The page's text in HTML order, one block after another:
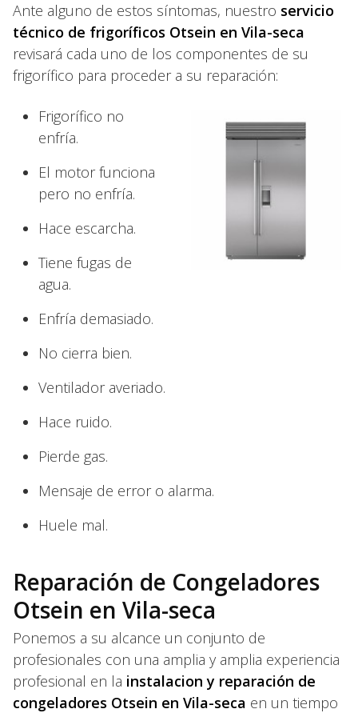
Ante alguno de estos síntomas, nuestro servicio
técnico de frigoríficos Otsein en Vila-seca
revisará cada uno de los componentes de su
frigorífico para proceder a su reparación:
Frigorífico no
enfría.
El motor funciona
pero no enfría.
Hace escarcha.
Tiene fugas de
agua.
Enfría demasiado.
No cierra bien.
Ventilador averiado.
Hace ruido.
Pierde gas.
Mensaje de error o alarma.
Huele mal.
Reparación de Congeladores
Otsein en Vila-seca
Ponemos a su alcance un conjunto de
profesionales con una amplia y amplia experiencia
profesional en la instalacion y reparación de
congeladores Otsein en Vila-seca en un tiempo